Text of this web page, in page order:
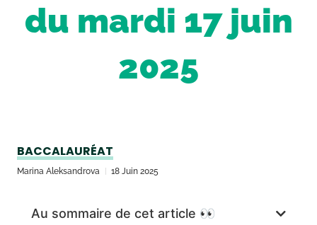
du mardi 17 juin
2025
BACCALAURÉAT
Marina Aleksandrova 18 Juin 2025
Au sommaire de cet article 👀